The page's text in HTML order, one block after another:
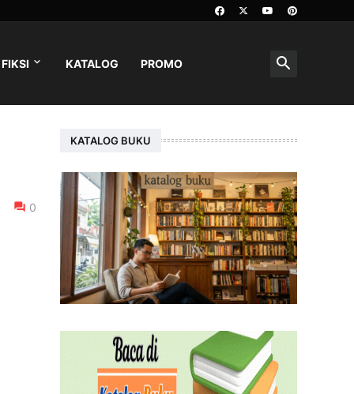
KATALOG PROMO
0
KATALOG BUKU